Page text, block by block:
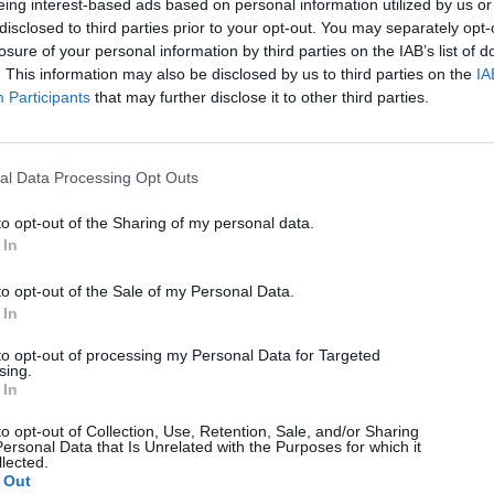
interest-based ads based on personal information utilized by us
to third parties prior to your opt-out. You may separately
of your personal information by third parties on the IAB’s list of
This information may also be disclosed by us to third parties on the
Participants that may further disclose it to other third parties.
Data Processing Opt Outs
opt-out of the Sharing of my personal data.
opt-out of the Sale of my Personal Data.
opt-out of processing my Personal Data for Targeted
opt-out of Collection, Use, Retention, Sale, and/or Sharing
Data that Is Unrelated with the Purposes for which it
Technology